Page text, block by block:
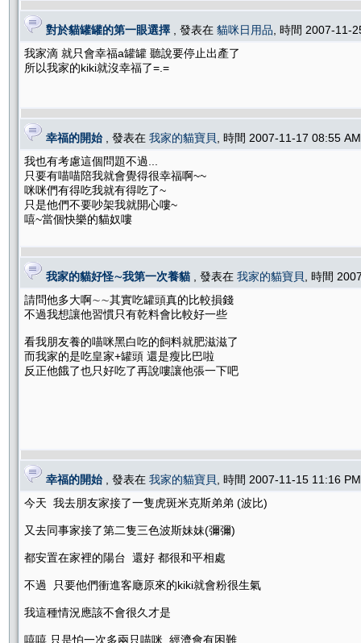
對於貓罐罐的第一眼選擇 , 發表在 貓咪日用品 , 時間 2007-11-
我家滴 就只會幸福a罐罐 聽說要停止出產了
所以我家的kiki就沒幸福了=.=
幸福的開始 , 發表在 我家的貓寶貝
, 時間 2007-11-17 08:55
我也有考慮這個問題不過...
只要有喵喵陪我就會覺得很幸福啊~~
咪咪們有得吃我就有得吃了~
只是他們不要吵架我就開心嘍~
嘻~當個快樂的貓奴嘍
我家的貓好怪∼我第一次養貓 , 發表在 我家的貓寶貝
, 時間
請問他多大啊∼∼其實吃罐頭真的比較損錢
不過我想讓他習慣只有乾料會比較好一些
看我朋友養的喵咪黑白吃的飼料就肥滋滋了
而我家的是吃皇家+罐頭 還是瘦比巴啦
反正他餓了也只好吃了再說嘍讓他張一下吧
幸福的開始 , 發表在 我家的貓寶貝
, 時間 2007-11-15 11:16
今天 我去朋友家接了一隻虎斑米克斯弟弟 (波比)
又去同事家接了第二隻三色波斯妹妹(彌彌)
都安置在家裡的陽台 還好 都很和平相處
不過 只要他們衝進客廰原來的kiki就會粉很生氣
我這種情況應該不會很久才是
嘻嘻 只是怕一次多兩只喵咪 經濟會有困難